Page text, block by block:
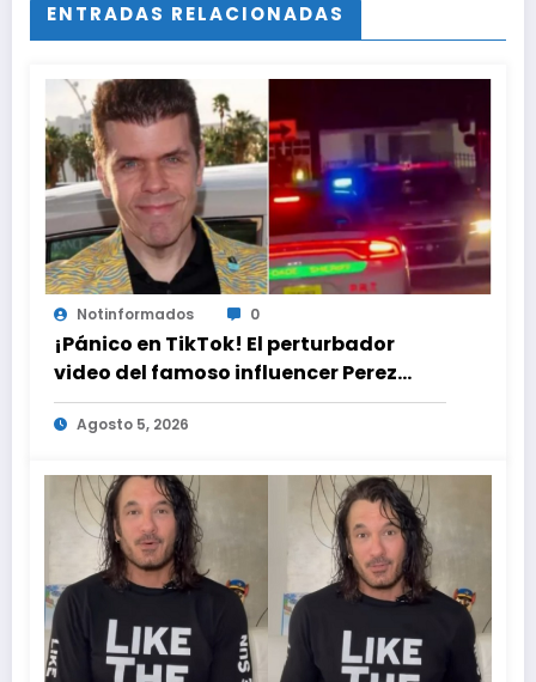
ENTRADAS RELACIONADAS
Notinformados 0
¡Pánico en TikTok! El perturbador
video del famoso influencer Perez
Hilton que obligó a sus fans a pedir
ayuda médica
Agosto 5, 2026